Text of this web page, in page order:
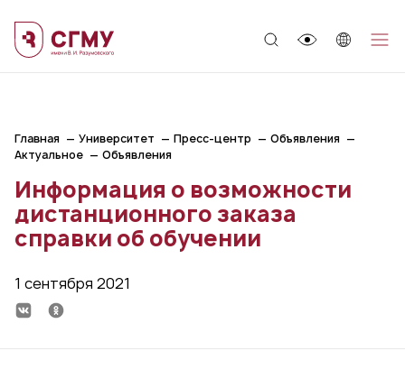
Главная Университет Пресс-центр
Объявления
Актуальное
Объявления
Информация о возможности
дистанционного заказа
справки об обучении
1 сентября 2021